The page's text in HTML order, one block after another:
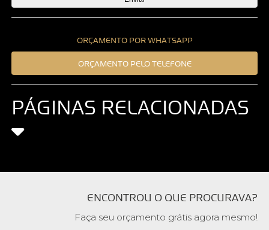
ORÇAMENTO POR WHATSAPP
ORÇAMENTO PELO TELEFONE
PÁGINAS RELACIONADAS
ENCONTROU O QUE PROCURAVA?
Faça seu orçamento grátis agora mesmo!